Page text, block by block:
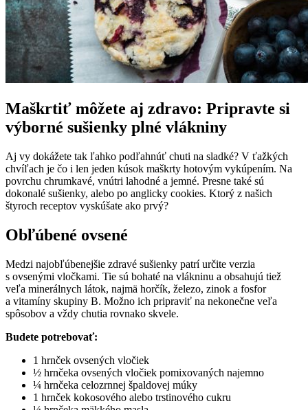
Maškrtiť môžete aj zdravo: Pripravte si
výborné sušienky plné vlákniny
Aj vy dokážete tak ľahko podľahnúť chuti na sladké? V ťažkých
chvíľach je čo i len jeden kúsok maškrty hotovým vykúpením. Na
povrchu chrumkavé, vnútri lahodné a jemné. Presne také sú
dokonalé sušienky, alebo po anglicky cookies. Ktorý z našich
štyroch receptov vyskúšate ako prvý?
Obľúbené ovsené
Medzi najobľúbenejšie zdravé sušienky patrí určite verzia
s ovsenými vločkami. Tie sú bohaté na vlákninu a obsahujú tiež
veľa minerálnych látok, najmä horčík, železo, zinok a fosfor
a vitamíny skupiny B. Možno ich pripraviť na nekonečne veľa
spôsobov a vždy chutia rovnako skvele.
Budete potrebovať:
1 hrnček ovsených vločiek
½ hrnčeka ovsených vločiek pomixovaných najemno
¼ hrnčeka celozrnnej špaldovej múky
1 hrnček kokosového alebo trstinového cukru